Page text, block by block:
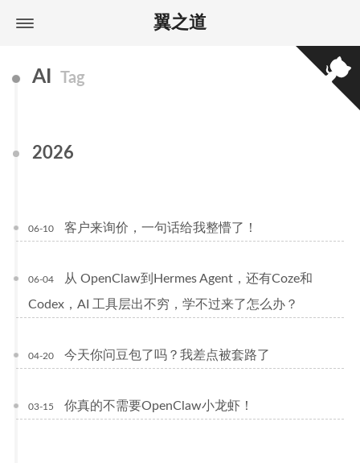
翼之道
AI Tag
2026
06-10 客户来询价，一句话给我整懵了！
06-04
从 OpenClaw到Hermes Agent，还有Coze和
Codex，AI 工具层出不穷，学不过来了怎么办？
04-20 今天你问豆包了吗？我差点被套路了
03-15 你真的不需要OpenClaw小龙虾！